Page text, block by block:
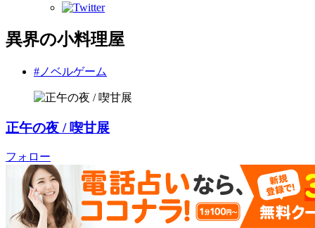
異界の小料理屋
#ノベルゲーム
正午の夜 / 喫甘展
フォロー